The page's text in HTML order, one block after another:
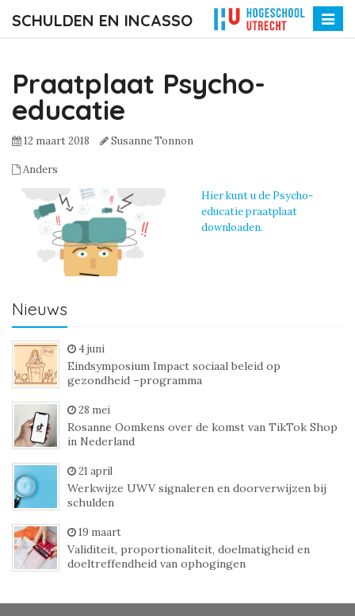
SCHULDEN EN INCASSO
Toggle
Praatplaat Psycho-
educatie
12 maart 2018 Susanne Tonnon
Anders
Hier kunt u de Psycho-
educatie praatplaat
downloaden.
Nieuws
4 juni
Eindsymposium Impact sociaal beleid op
gezondheid –programma
28 mei
Rosanne Oomkens over de komst van TikTok Shop
in Nederland
21 april
Werkwijze UWV signaleren en doorverwijzen bij
schulden
19 maart
Validiteit, proportionaliteit, doelmatigheid en
doeltreffendheid van ophogingen